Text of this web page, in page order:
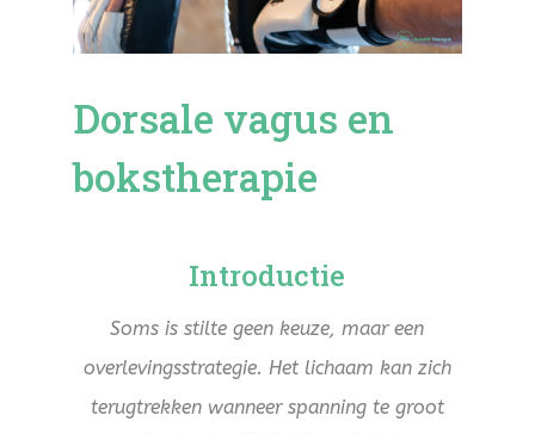
Dorsale vagus en
bokstherapie
Introductie
Soms is stilte geen keuze, maar een
overlevingsstrategie. Het lichaam kan zich
terugtrekken wanneer spanning te groot